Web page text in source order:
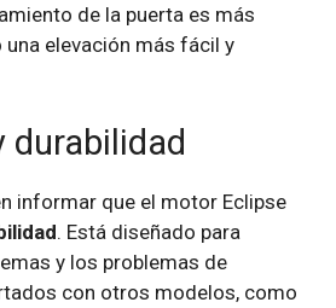
de la puerta es más
elevación más fácil y
durabilidad
informar que el motor Eclipse
. Está diseñado para
y los problemas de
con otros modelos, como